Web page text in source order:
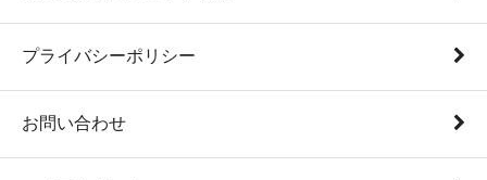
プライバシーポリシー
お問い合わせ